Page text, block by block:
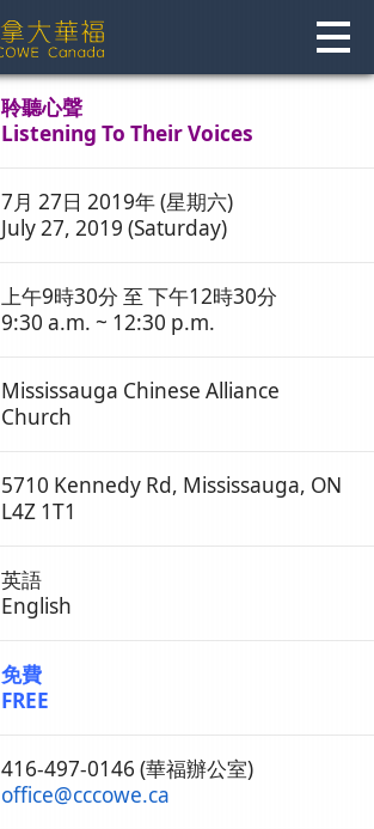
聆聽心聲
Listening To Their Voices
7月 27日 2019年 (星期六)
July 27, 2019 (Saturday)
上午9時30分 至 下午12時30分
9:30 a.m. ~ 12:30 p.m.
Mississauga Chinese Alliance
Church
5710 Kennedy Rd, Mississauga, ON
L4Z 1T1
英語
English
免費
FREE
416-497-0146 (華福辦公室)
office@cccowe.ca